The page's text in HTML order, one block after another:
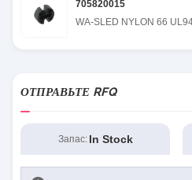
705820015
WA-SLED NYLON 66
ОТПРАВЬТЕ RFQ
Запас: In Stock